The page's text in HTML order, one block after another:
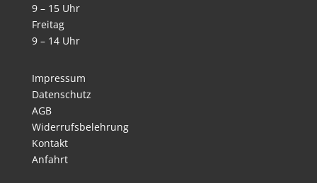
9 – 15 Uhr
Freitag
9 – 14 Uhr
Impressum
Datenschutz
AGB
Widerrufsbelehrung
Kontakt
Anfahrt